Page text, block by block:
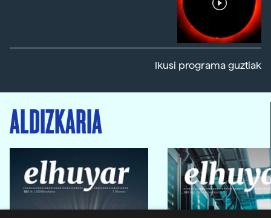
Ikusi programa guztiak
ALDIZKARIA